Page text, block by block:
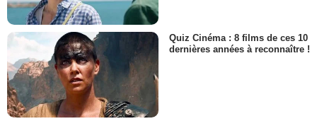
Quiz Cinéma : 8 films de ces 10
dernières années à reconnaître !